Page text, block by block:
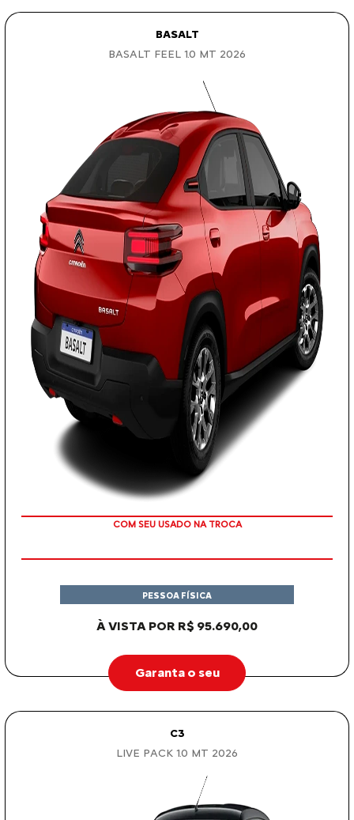
BASALT
BASALT FEEL 1.0 MT 2026
OU TAXA 0%
À VISTA POR R$ 95.690,00
PESSOA FÍSICA
Garanta o seu
C3
LIVE PACK 1.0 MT 2026